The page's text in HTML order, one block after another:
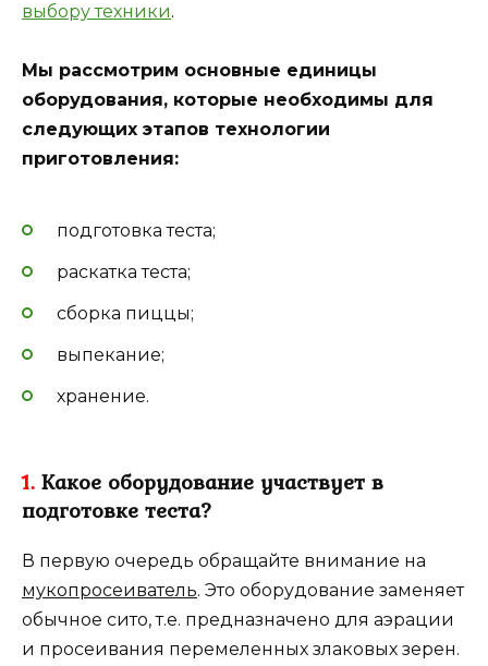
выбору техники.
Мы рассмотрим основные единицы
оборудования, которые необходимы для
следующих этапов технологии
приготовления:
подготовка теста;
раскатка теста;
сборка пиццы;
выпекание;
хранение.
1. Какое оборудование участвует в
подготовке теста?
В первую очередь обращайте внимание на
мукопросеиватель. Это оборудование заменяет
обычное сито, т.е. предназначено для аэрации
и просеивания перемеленных злаковых зерен.